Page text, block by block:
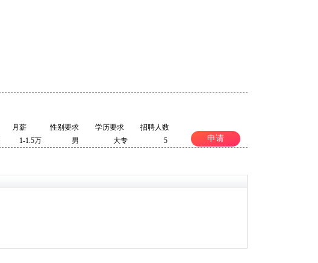
月薪 性别要求 学历要求
招聘人数
1-1.5万 男 大专 5 申请